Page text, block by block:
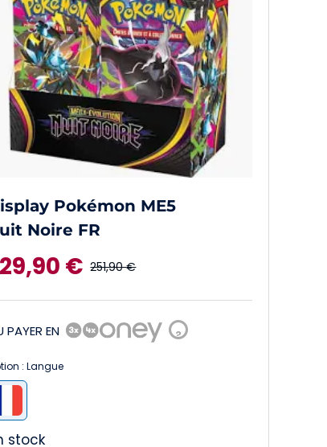
Pokémon ME5
Noire FR
251,90€
prix
initial
€
prix
actuel
PAYER EN ?
: Langue
stock